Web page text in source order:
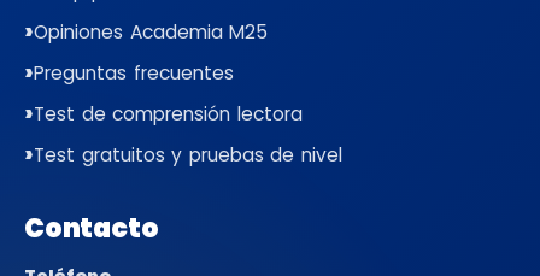
Opiniones Academia M25
Preguntas frecuentes
Test de comprensión lectora
Test gratuitos y pruebas de nivel
Contacto